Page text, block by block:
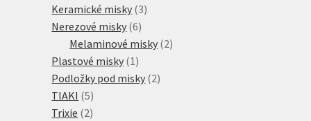
Keramické misky 33
Nerezové misky 66
produktů
Melaminové misky 22
Plastové misky 11
produkt
Podložky pod misky 22
TIAKI 55
produktů
Trixie 22